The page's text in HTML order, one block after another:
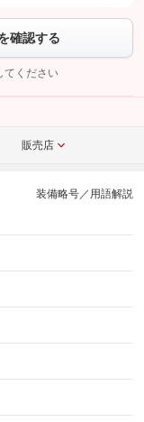
わせを
確認する
てください
販売店
装備略号／用語解説